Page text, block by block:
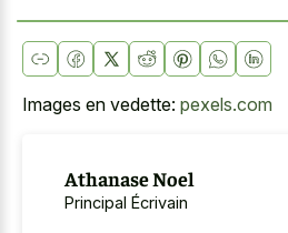
Images en vedette: pexels.com
Athanase Noel
Principal Écrivain